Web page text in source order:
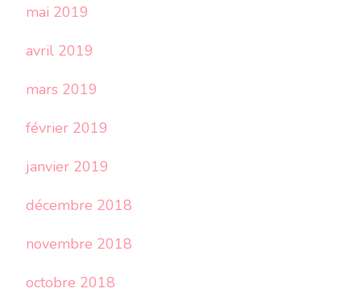
mai 2019
avril 2019
mars 2019
février 2019
janvier 2019
décembre 2018
novembre 2018
octobre 2018